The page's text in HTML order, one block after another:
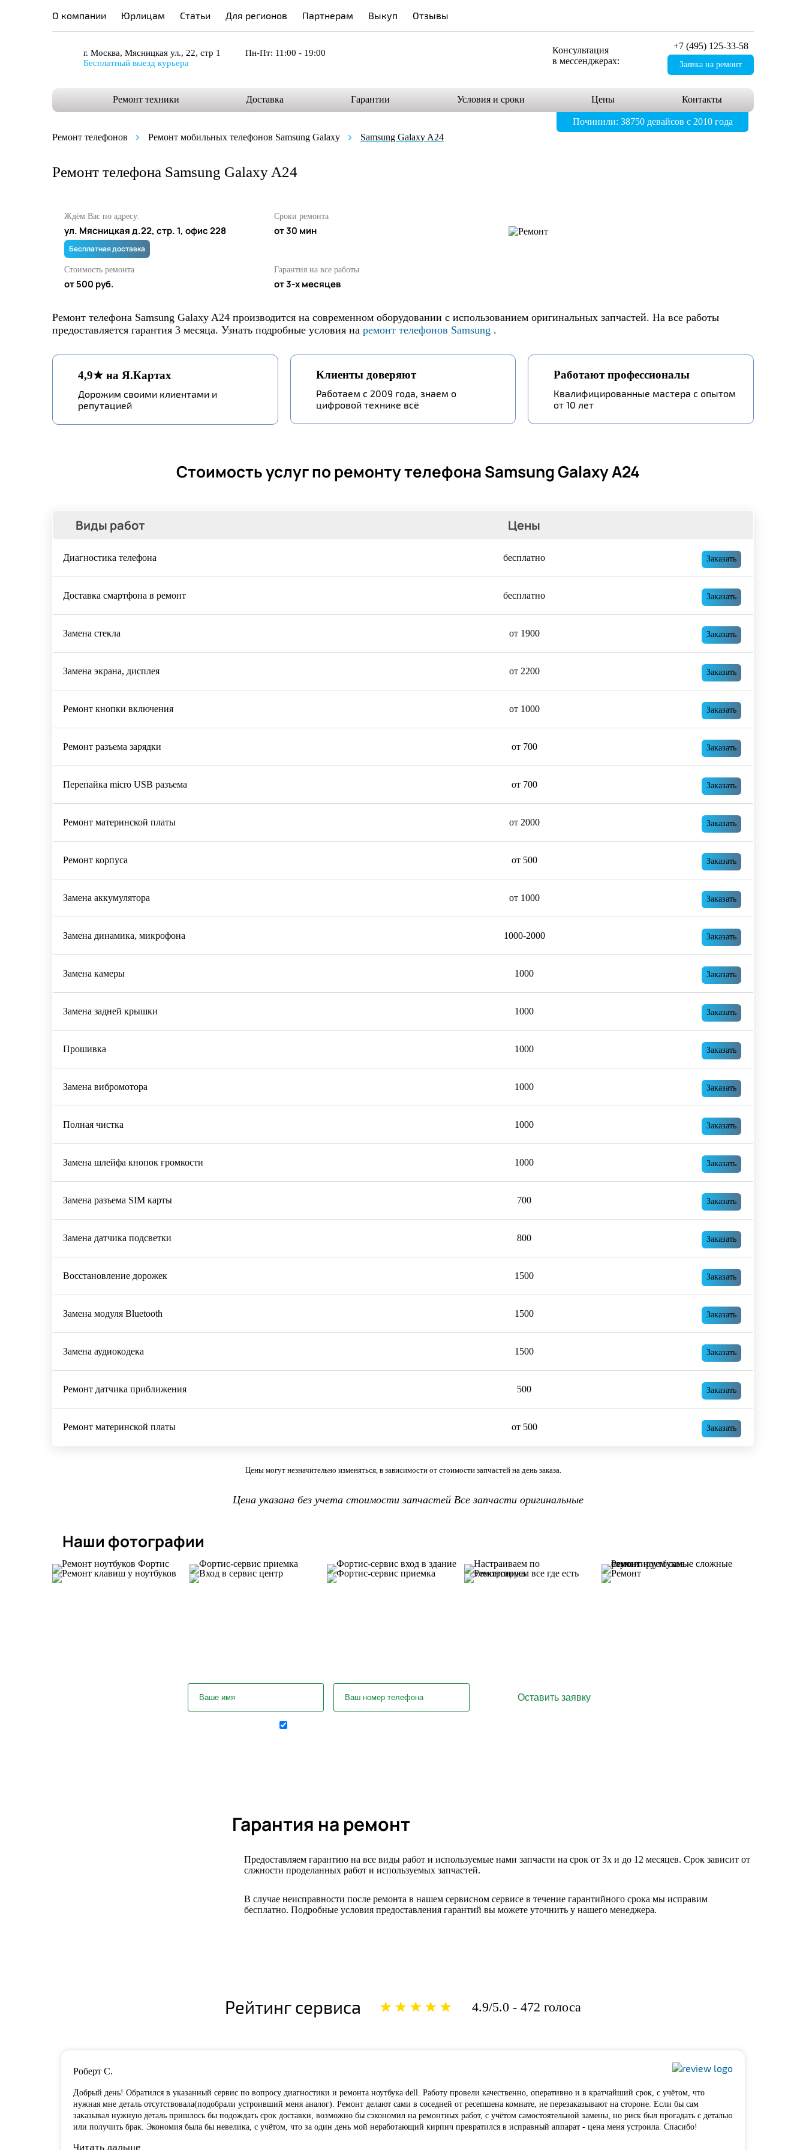
О компании Юрлицам Статьи Для регионов Партнерам Выкуп Отзывы
г. Москва, Мясницкая ул., 22, стр 1
Пн-Пт: 11:00 - 19:00
Бесплатный выезд курьера
Консультация
в мессенджерах:
+7 (495) 125-33-58
Заявка на ремонт
Ремонт техники Доставка Гарантии Условия и сроки Цены Контакты
Починили: 38750 девайсов с 2010 года
Ремонт телефонов
Ремонт мобильных телефонов Samsung Galaxy Samsung Galaxy A24
Ремонт телефона Samsung Galaxy A24
Ждём Вас по адресу:
ул. Мясницкая д.22, стр. 1, офис 228
Бесплатная доставка
Сроки ремонта
от 30 мин
Стоимость ремонта
от 500 руб.
Гарантия на все работы
от 3-х месяцев
Ремонт телефона Samsung Galaxy A24 производится на современном оборудовании с использованием оригинальных запчастей. На все работы
предоставляется гарантия 3 месяца. Узнать подробные условия на ремонт телефонов Samsung .
4,9★ на Я.Картах
Дорожим своими клиентами и
репутацией
Клиенты доверяют
Работаем с 2009 года, знаем о
цифровой технике всё
Работают профессионалы
Квалифицированные мастера с опытом
от 10 лет
Стоимость услуг по ремонту телефона Samsung Galaxy A24
Виды работ Цены
Диагностика телефона бесплатно Заказать
Доставка смартфона в ремонт бесплатно Заказать
Замена стекла от 1900 Заказать
Замена экрана, дисплея от 2200 Заказать
Ремонт кнопки включения от 1000 Заказать
Ремонт разъема зарядки от 700 Заказать
Перепайка micro USB разъема от 700 Заказать
Ремонт материнской платы от 2000 Заказать
Ремонт корпуса от 500 Заказать
Замена аккумулятора от 1000 Заказать
Замена динамика, микрофона 1000-2000 Заказать
Замена камеры 1000 Заказать
Замена задней крышки 1000 Заказать
Прошивка 1000 Заказать
Замена вибромотора 1000 Заказать
Полная чистка 1000 Заказать
Замена шлейфа кнопок громкости 1000 Заказать
Замена разъема SIM карты 700 Заказать
Замена датчика подсветки 800 Заказать
Восстановление дорожек 1500 Заказать
Замена модуля Bluetooth 1500 Заказать
Замена аудиокодека 1500 Заказать
Ремонт датчика приближения 500 Заказать
Ремонт материнской платы от 500 Заказать
Цены могут незначительно изменяться, в зависимости от стоимости запчастей на день заказа.
Цена указана без учета стоимости запчастей Все запчасти оригинальные
Наши фотографии
Гарантия на ремонт
Предоставляем гарантию на все виды работ и используемые нами запчасти на срок от 3х и до 12 месяцев. Срок зависит от
слжности проделанных работ и используемых запчастей.
В случае неисправности после ремонта в нашем сервисном сервисе в течение гарантийного срока мы исправим
бесплатно. Подробные условия предоставления гарантий вы можете уточнить у нашего менеджера.
Рейтинг сервиса ★★★★★ 4.9/5.0 - 472 голоса
Роберт С.
Добрый день! Обратился в указанный сервис по вопросу диагностики и ремонта ноутбука dell. Работу провели качественно, оперативно и в кратчайший срок, с учётом, что
нужная мне деталь отсутствовала(подобрали устроивший меня аналог). Ремонт делают сами в соседней от ресепшена комнате, не перезаказывают на стороне. Если бы сам
заказывал нужную деталь пришлось бы подождать срок доставки, возможно бы сэкономил на ремонтных работ, с учётом самостоятельной замены, но риск был прогадать с деталью
или получить брак. Экономия была бы невелика, с учётом, что за один день мой неработающий кирпич превратился в исправный аппарат - цена меня устроила. Спасибо!
Читать дальше